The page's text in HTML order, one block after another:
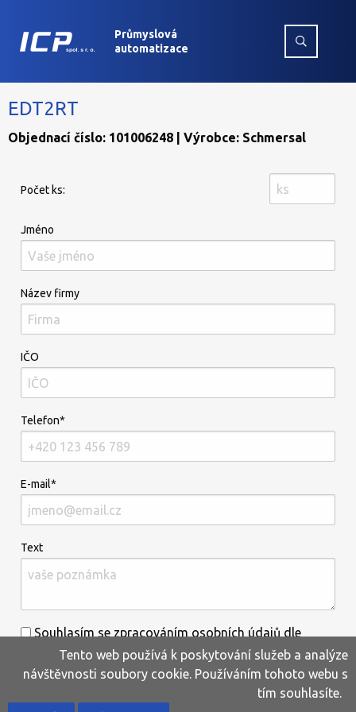
Průmyslová
automatizace
EDT2RT
Objednací číslo: 101006248 | Výrobce: Schmersal
Počet ks:
Jméno
Název firmy
IČO
Telefon*
E-mail*
Text
Souhlasím se zpracováním osobních údajů dle
informací uvedenýchzde.*
Tento web používá k poskytování služeb a analýze
návštěvnosti soubory cookie. Používáním tohoto webu s
tím souhlasíte.